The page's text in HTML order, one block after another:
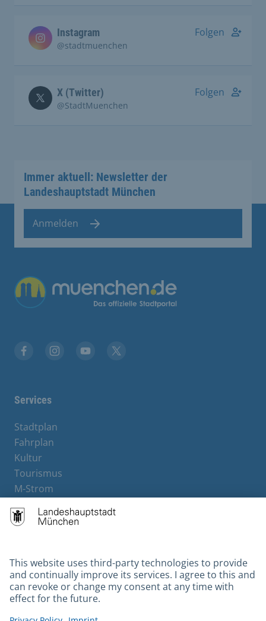
Instagram
@stadtmuenchen
Folgen
X (Twitter)
@StadtMuenchen
Folgen
Immer aktuell: Newsletter der
Landeshauptstadt München
Anmelden
Übergreifende Links
Services
Stadtplan
Fahrplan
Kultur
Tourismus
M-Strom
Hotels
Contact
Barrierefreiheit
Leichte Sprache